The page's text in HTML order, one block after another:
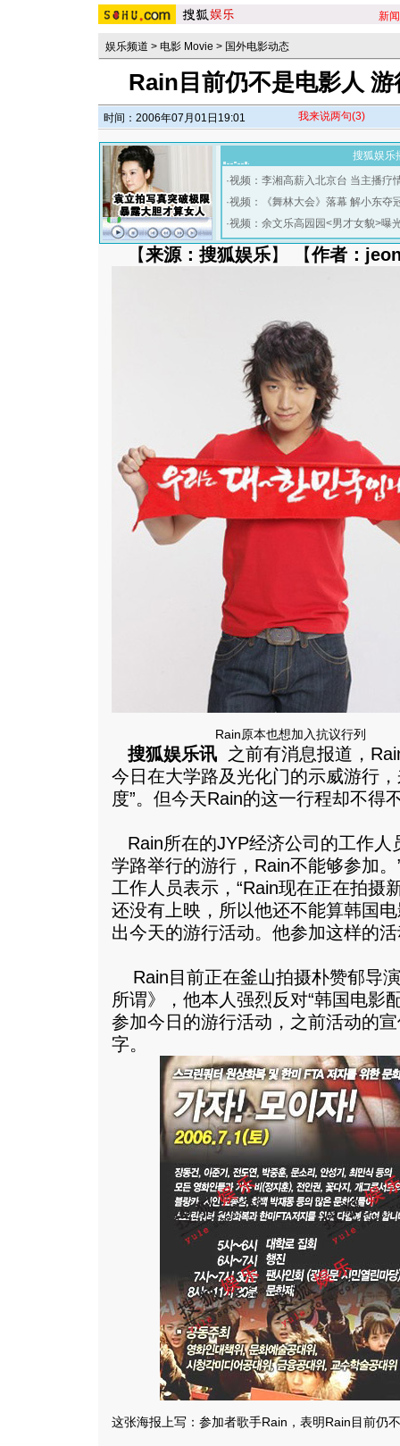
新闻
娱乐频道 > 电影 Movie > 国外电影动态
Rain目前仍不是电影人
时间：2006年07月01日19:01 我来说两句(3)
搜狐娱乐
·视频：李湘高薪入北京台 当主播疗
·视频：《舞林大会》落幕 解小东夺
·视频：余文乐高园园<男才女貌>曝
【来源：搜狐娱乐】 【作者：
Rain原本也想加入抗议行列
搜狐娱乐讯 之前有消息报道，
今日在大学路及光化门的示威游行
度”。但今天Rain的这一行程却不得
Rain所在的JYP经济公司的工作人
学路举行的游行，Rain不能够参加
工作人员表示，“Rain现在正在拍摄
还没有上映，所以他还不能算韩国
出今天的游行活动。他参加这样的
Rain目前正在釜山拍摄朴赞郁导
所谓》，他本人强烈反对“韩国电影
参加今日的游行活动，之前活动的
字。
这张海报上写：参加者歌手Rain，表明Rain目前仍